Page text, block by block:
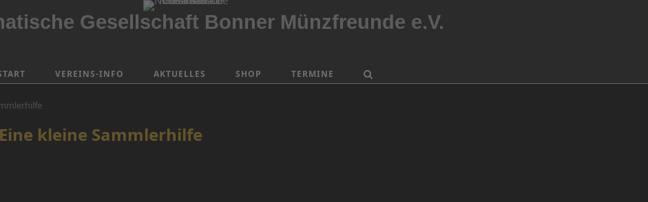
Gesellschaft Bonner Münzfreunde e.V.
VEREINS-INFO AKTUELLES SHOP TERMINE
kleine Sammlerhilfe